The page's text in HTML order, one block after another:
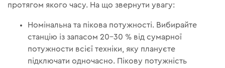
протягом якого часу. На що звернути увагу:
Номінальна та пікова потужності. Вибирайте
станцію із запасом 20–30 % від сумарної
потужности всієї техніки, яку плануєте
підключати одночасно. Пікову потужність